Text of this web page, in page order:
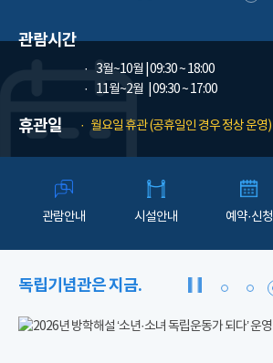
관람시간
3월~10월 | 09:30 ~ 18:00
11월~2월
| 09:30 ~ 17:00
휴관일 월요일 휴관 (공휴일인 경우 정상 운영)
관람안내 시설안내 예약·신청
독립기념관은 지금.